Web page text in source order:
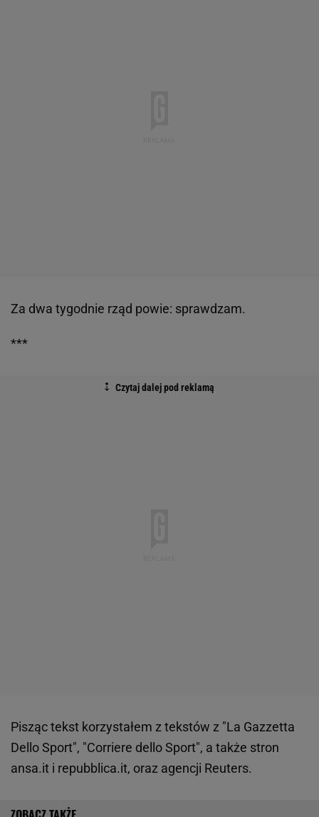
Za dwa tygodnie rząd powie: sprawdzam.
***
Pisząc tekst korzystałem z tekstów z "La Gazzetta
Dello Sport", "Corriere dello Sport", a także stron
ansa.it i repubblica.it, oraz agencji Reuters.